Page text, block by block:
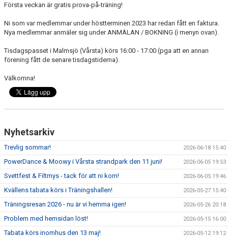
Första veckan är gratis prova-på-träning!
Ni som var medlemmar under höstterminen 2023 har redan fått en faktura.
Nya medlemmar anmäler sig under ANMÄLAN / BOKNING (i menyn ovan).
Tisdagspasset i Malmsjö (Vårsta) körs 16:00 - 17:00 (pga att en annan
förening fått de senare tisdagstiderna).
Välkomna!
Nyhetsarkiv
Trevlig sommar! 2026-06-18 15:40
PowerDance & Moowy i Vårsta strandpark den 11 juni! 2026-06-05 19:53
Svettfest & Filtmys - tack för att ni kom! 2026-06-05 19:46
Kvällens tabata körs i Träningshallen! 2026-05-27 15:40
Träningsresan 2026 - nu är vi hemma igen! 2026-05-26 20:18
Problem med hemsidan löst! 2026-05-15 16:00
Tabata körs inomhus den 13 maj! 2026-05-12 19:12